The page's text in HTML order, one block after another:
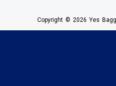
Copyright © 2026 Yes